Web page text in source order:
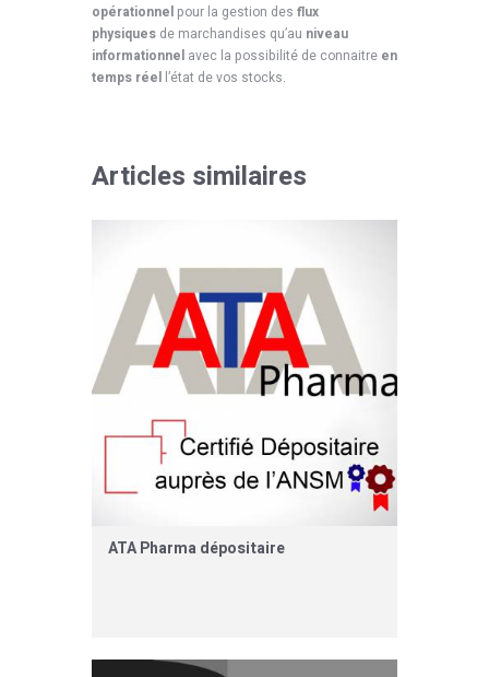
opérationnel pour la gestion des flux
physiques de marchandises qu’au niveau
informationnel avec la possibilité de connaitre en
temps réel l’état de vos stocks.
Articles similaires
ATA Pharma dépositaire